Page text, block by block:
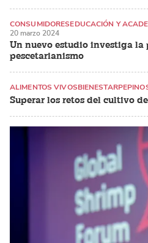
Un nuevo estudio investiga la
pescetarianismo
CONSUMIDORESEDUCACIÓN Y
20 marzo 2024
Superar los retos del cultivo
ALIMENTOS VIVOSBIENESTAR